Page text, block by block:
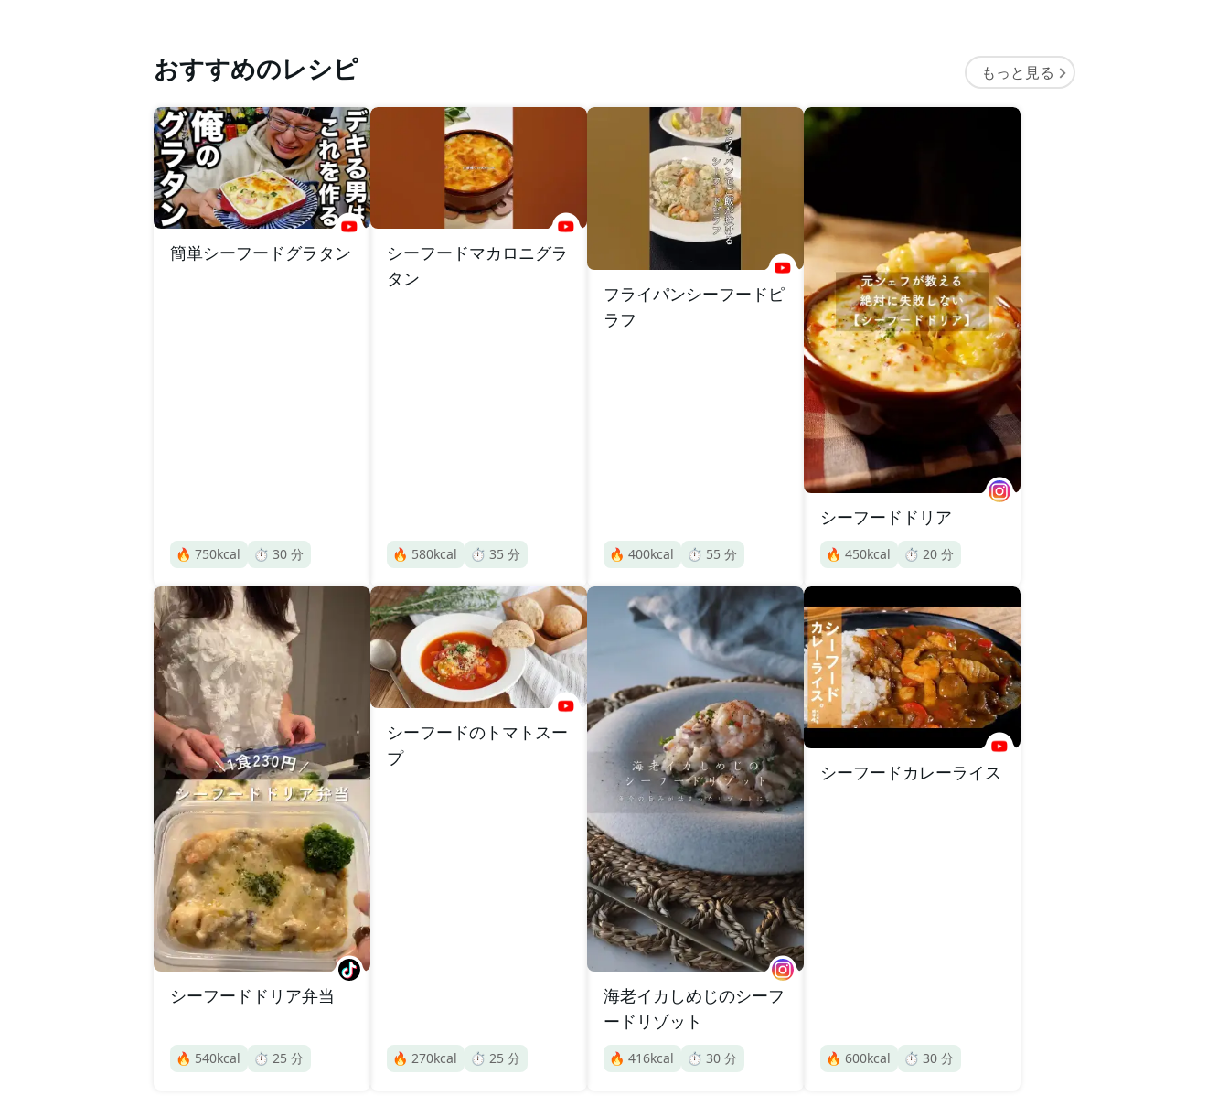
おすすめのレシピ もっと見る
簡単シーフードグラタン
🔥 750kcal ⏱️ 30 分
シーフードマカロニグラ
タン
🔥 580kcal ⏱️ 35 分
フライパンシーフードピ
ラフ
🔥 400kcal ⏱️ 55 分
シーフードドリア
🔥 450kcal ⏱️ 20 分
シーフードドリア弁当
🔥 540kcal ⏱️ 25 分
シーフードのトマトスー
プ
🔥 270kcal ⏱️ 25 分
海老イカしめじのシーフ
ードリゾット
🔥 416kcal ⏱️ 30 分
シーフードカレーライス
🔥 600kcal ⏱️ 30 分